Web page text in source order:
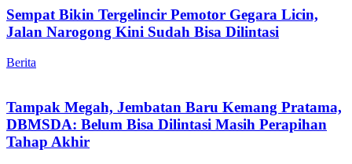
Sempat Bikin Tergelincir Pemotor Gegara Licin,
Jalan Narogong Kini Sudah Bisa Dilintasi
Berita
Tampak Megah, Jembatan Baru Kemang Pratama,
DBMSDA: Belum Bisa Dilintasi Masih Perapihan
Tahap Akhir